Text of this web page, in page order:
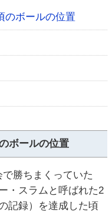
のボールの位置
ボールの位置
勝ちまくっていた
・スラムと呼ばれた2
記録）を達成した頃